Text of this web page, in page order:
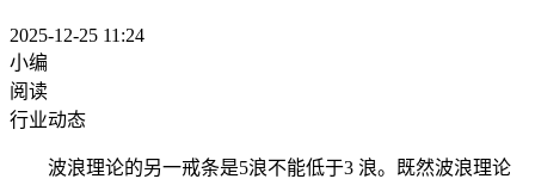
2025-12-25 11:24
小编
阅读
行业动态
波浪理论的另一戒条是5浪不能低于3 浪。既然波浪理论